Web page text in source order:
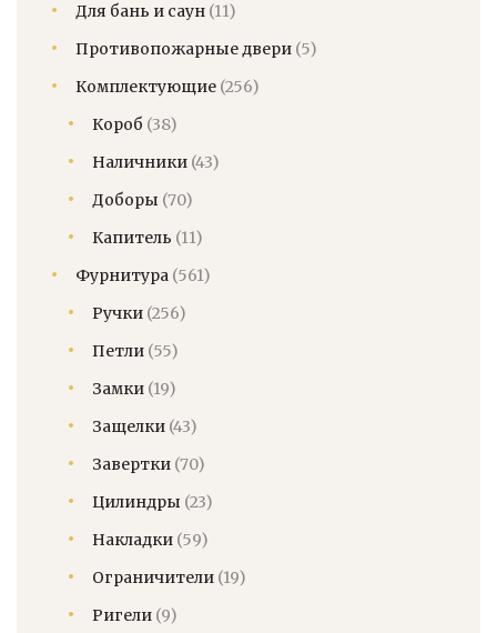
Для бань и саун (11)
Противопожарные двери (5)
Комплектующие (256)
Короб (38)
Наличники (43)
Доборы (70)
Капитель (11)
Фурнитура (561)
Ручки (256)
Петли (55)
Замки (19)
Защелки (43)
Завертки (70)
Цилиндры (23)
Накладки (59)
Ограничители (19)
Ригели (9)